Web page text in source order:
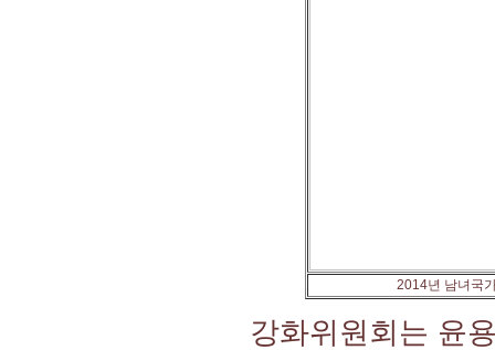
2014년 남녀국
강화위원회는 윤